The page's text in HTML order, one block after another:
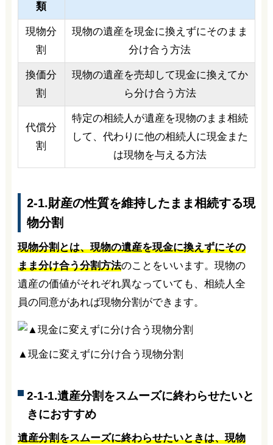
類
現物分
割
現物の遺産を現金に換えずにそのまま
分け合う方法
換価分
割
現物の遺産を売却して現金に換えてか
ら分け合う方法
代償分
割
特定の相続人が遺産を現物のまま相続
して、代わりに他の相続人に現金また
は現物を与える方法
2-1.財産の性質を維持したまま相続する現
物分割
現物分割とは、現物の遺産を現金に換えずにその
まま分け合う分割方法のことをいいます。現物の
遺産の価値がそれぞれ異なっていても、相続人全
員の同意があれば現物分割ができます。
▲現金に変えずに分け合う現物分割
2-1-1.遺産分割をスムーズに終わらせたいと
きにおすすめ
遺産分割をスムーズに終わらせたいときは、現物